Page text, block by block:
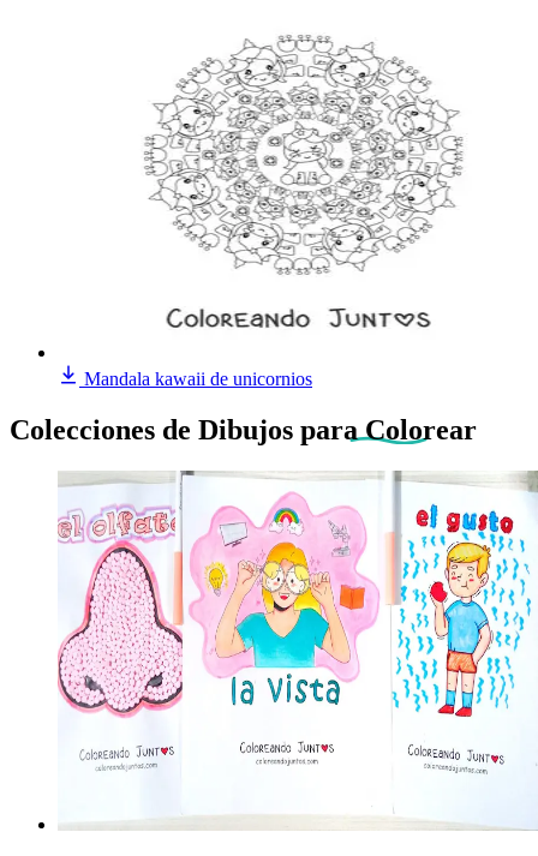
Mandala kawaii de unicornios
Colecciones de Dibujos para Colorear